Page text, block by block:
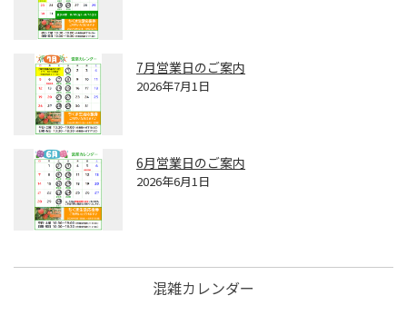
7月営業日のご案内
2026年7月1日
6月営業日のご案内
2026年6月1日
混雑カレンダー